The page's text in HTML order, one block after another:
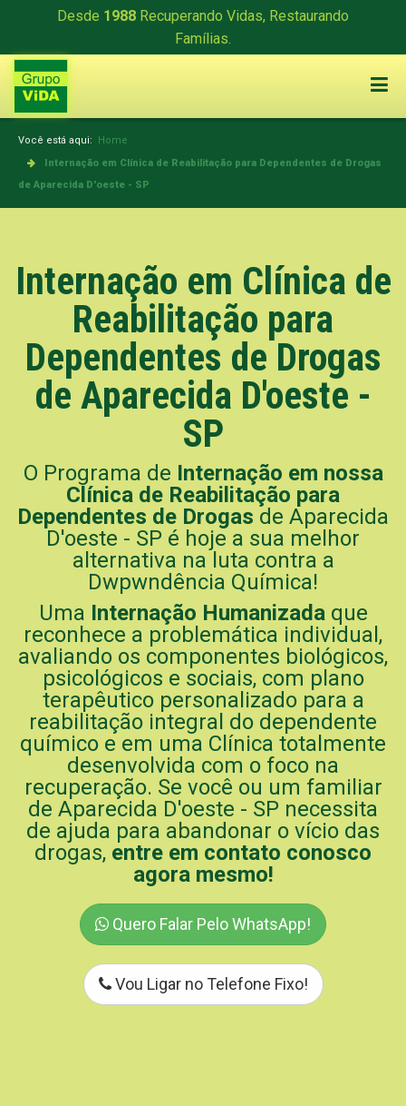
Desde 1988 Recuperando Vidas, Restaurando
Famílias.
Você está aqui: Home
Internação em Clínica de Reabilitação para Dependentes de Drogas
de Aparecida D'oeste - SP
Internação em Clínica de
Reabilitação para
Dependentes de Drogas
de Aparecida D'oeste -
SP
O Programa de Internação em nossa
Clínica de Reabilitação para
Dependentes de Drogas de Aparecida
D'oeste - SP é hoje a sua melhor
alternativa na luta contra a
Dwpwndência Química!
Uma Internação Humanizadaque
reconhece a problemática individual,
avaliando os componentes biológicos,
psicológicos e sociais, com plano
terapêutico personalizado para a
reabilitação integral do dependente
químico e em uma Clínica totalmente
desenvolvida com o foco na
recuperação. Se você ou um familiar
de Aparecida D'oeste - SP necessita
de ajuda para abandonar o vício das
drogas, entre em contato conosco
agora mesmo!
Quero Falar Pelo WhatsApp!
Vou Ligar no Telefone Fixo!